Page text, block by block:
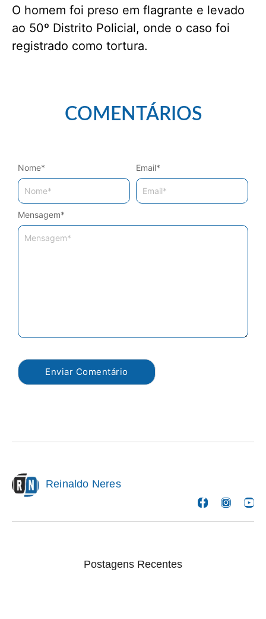
O homem foi preso em flagrante e levado
ao 50º Distrito Policial, onde o caso foi
registrado como tortura.
COMENTÁRIOS
Mensagem*
Nome* Email*
Reinaldo Neres
Postagens Recentes